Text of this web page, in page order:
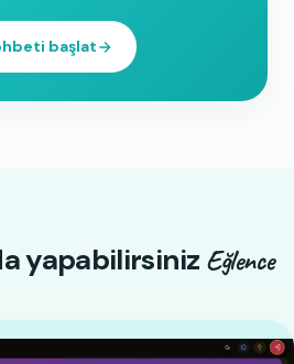
başlat
yapabilirsiniz Eğlence